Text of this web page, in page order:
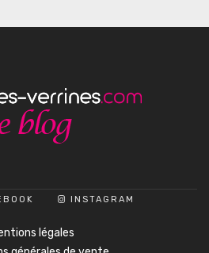
INSTAGRAM
légales